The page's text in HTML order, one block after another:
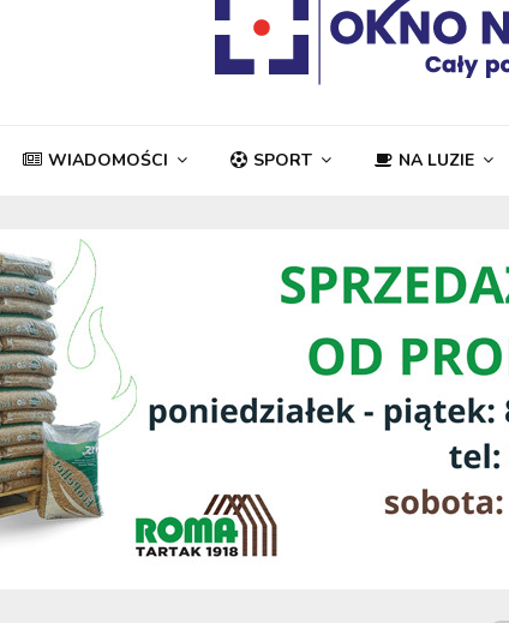
WIADOMOŚCI SPORT NA LUZIE